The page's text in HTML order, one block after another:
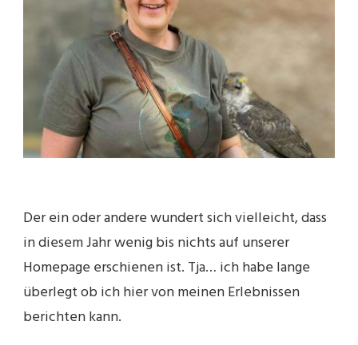
Der ein oder andere wundert sich vielleicht, dass
in diesem Jahr wenig bis nichts auf unserer
Homepage erschienen ist. Tja… ich habe lange
überlegt ob ich hier von meinen Erlebnissen
berichten kann.